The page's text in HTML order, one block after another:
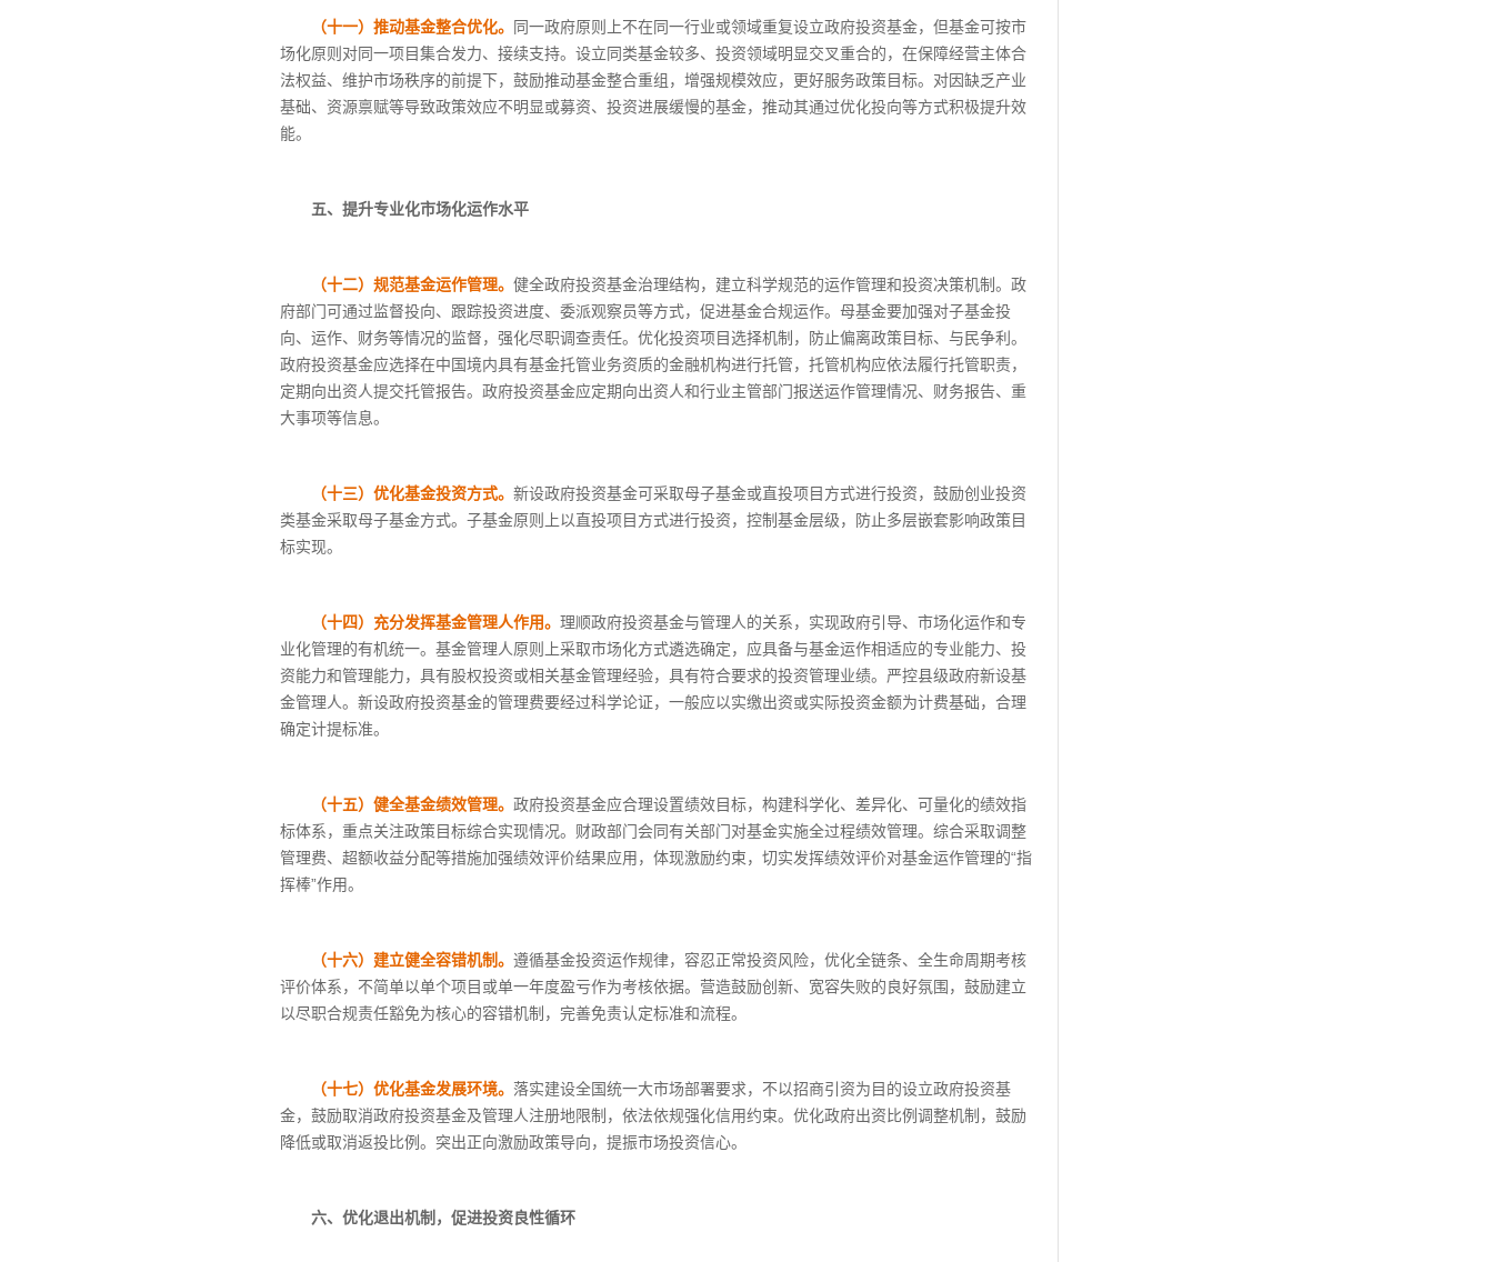
（十一）推动基金整合优化。
同一政府原则上不在同一行业或领域重复设立政府投资基金，但基金可按市
场化原则对同一项目集合发力、接续支持。设立同类基金较多、投资领域明显交叉重合的，在保障经营主体合
法权益、维护市场秩序的前提下，鼓励推动基金整合重组，增强规模效应，更好服务政策目标。对因缺乏产业
基础、资源禀赋等导致政策效应不明显或募资、投资进展缓慢的基金，推动其通过优化投向等方式积极提升效
能。
五、提升专业化市场化运作水平
（十二）规范基金运作管理。 健全政府投资基金治理结构，建立科学规范的运作管理和投资决策机制。政
府部门可通过监督投向、跟踪投资进度、委派观察员等方式，促进基金合规运作。母基金要加强对子基金投
向、运作、财务等情况的监督，强化尽职调查责任。优化投资项目选择机制，防止偏离政策目标、与民争利。
政府投资基金应选择在中国境内具有基金托管业务资质的金融机构进行托管，托管机构应依法履行托管职责，
定期向出资人提交托管报告。政府投资基金应定期向出资人和行业主管部门报送运作管理情况、财务报告、重
大事项等信息。
（十三）优化基金投资方式。 新设政府投资基金可采取母子基金或直投项目方式进行投资，鼓励创业投资
类基金采取母子基金方式。子基金原则上以直投项目方式进行投资，控制基金层级，防止多层嵌套影响政策目
标实现。
（十四）充分发挥基金管理人作用。 理顺政府投资基金与管理人的关系，实现政府引导、市场化运作和专
业化管理的有机统一。基金管理人原则上采取市场化方式遴选确定，应具备与基金运作相适应的专业能力、投
资能力和管理能力，具有股权投资或相关基金管理经验，具有符合要求的投资管理业绩。严控县级政府新设基
金管理人。新设政府投资基金的管理费要经过科学论证，一般应以实缴出资或实际投资金额为计费基础，合理
确定计提标准。
（十五）健全基金绩效管理。 政府投资基金应合理设置绩效目标，构建科学化、差异化、可量化的绩效指
标体系，重点关注政策目标综合实现情况。财政部门会同有关部门对基金实施全过程绩效管理。综合采取调整
管理费、超额收益分配等措施加强绩效评价结果应用，体现激励约束，切实发挥绩效评价对基金运作管理的“指
挥棒”作用。
（十六）建立健全容错机制。 遵循基金投资运作规律，容忍正常投资风险，优化全链条、全生命周期考核
评价体系，不简单以单个项目或单一年度盈亏作为考核依据。营造鼓励创新、宽容失败的良好氛围，鼓励建立
以尽职合规责任豁免为核心的容错机制，完善免责认定标准和流程。
（十七）优化基金发展环境。 落实建设全国统一大市场部署要求，不以招商引资为目的设立政府投资基
金，鼓励取消政府投资基金及管理人注册地限制，依法依规强化信用约束。优化政府出资比例调整机制，鼓励
降低或取消返投比例。突出正向激励政策导向，提振市场投资信心。
六、优化退出机制，促进投资良性循环